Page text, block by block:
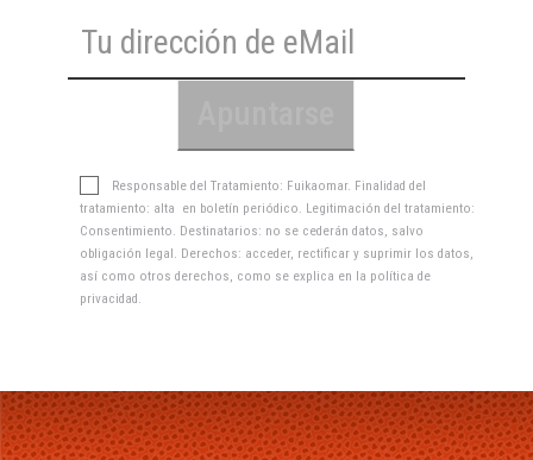
Responsable del Tratamiento: Fuikaomar. Finalidad del
tratamiento: alta en boletín periódico. Legitimación del tratamiento:
Consentimiento. Destinatarios: no se cederán datos, salvo
obligación legal. Derechos: acceder, rectificar y suprimir los datos,
así como otros derechos, como se explica en la política de
privacidad.